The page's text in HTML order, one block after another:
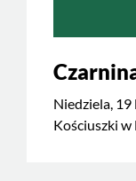
Niedziela, 19
Kościuszki w